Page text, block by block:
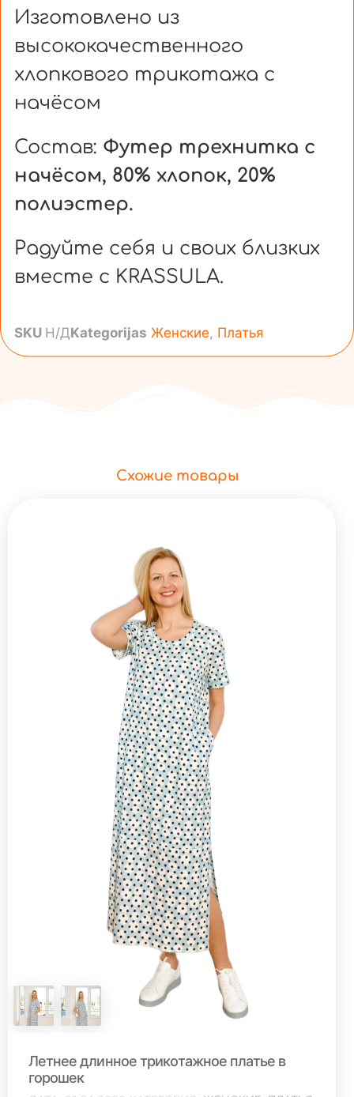
Изготовлено из
высококачественного
хлопкового трикотажа с
начёсом
Состав: Футер трехнитка с
начёсом, 80% хлопок, 20%
полиэстер.
Радуйте себя и своих близких
вместе с KRASSULA.
SKU Н/ДKategorijas Женские, Платья
Схожие товары
Летнее длинное трикотажное платье в
горошек